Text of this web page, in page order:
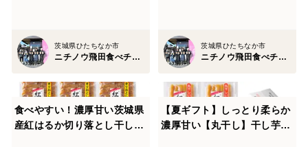
茨城県ひたちなか市
ニチノウ飛田食べチョク店
茨城県ひたちなか市
ニチノウ飛田食べチョク店
食べやすい！濃厚甘い茨城県
産紅はるか切り落とし干し芋
【夏ギフト】しっとり柔らか
濃厚甘い【丸干し】干し芋40